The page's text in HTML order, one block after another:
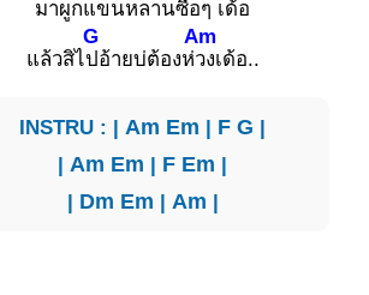
มาผูกแขนหลานซื่อๆ เด้อ
แล้วสิไ
G
ปอ้ายบ่ต้องห่
Am
วงเด้อ..
INSTRU : | Am Em | F G |
| Am Em | F Em |
| Dm Em | Am |